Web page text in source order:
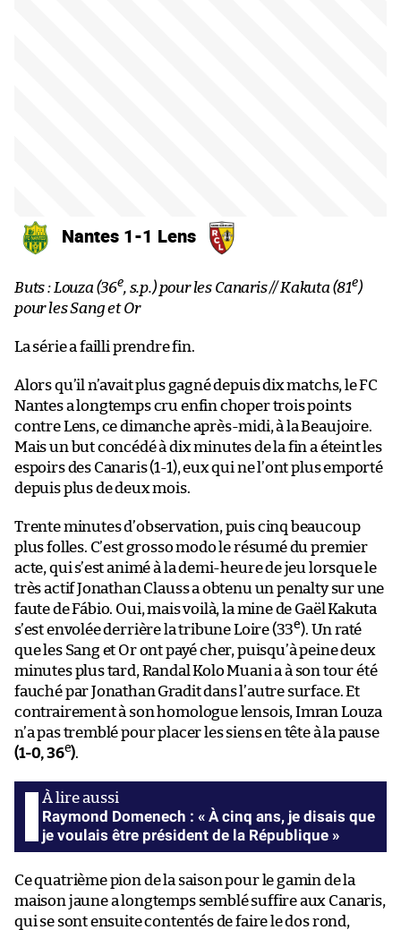
Nantes 1-1 Lens
Buts : Louza (36e, s.p.) pour les Canaris // Kakuta (81e)
pour les Sang et Or
La série a failli prendre fin.
Alors qu’il n’avait plus gagné depuis dix matchs, le FC
Nantes a longtemps cru enfin choper trois points
contre Lens, ce dimanche après-midi, à la Beaujoire.
Mais un but concédé à dix minutes de la fin a éteint les
espoirs des Canaris (1-1), eux qui ne l’ont plus emporté
depuis plus de deux mois.
Trente minutes d’observation, puis cinq beaucoup
plus folles. C’est grosso modo le résumé du premier
acte, qui s’est animé à la demi-heure de jeu lorsque le
très actif Jonathan Clauss a obtenu un penalty sur une
faute de Fábio. Oui, mais voilà, la mine de Gaël Kakuta
s’est envolée derrière la tribune Loire (33e). Un raté
que les Sang et Or ont payé cher, puisqu’à peine deux
minutes plus tard, Randal Kolo Muani a à son tour été
fauché par Jonathan Gradit dans l’autre surface. Et
contrairement à son homologue lensois, Imran Louza
n’a pas tremblé pour placer les siens en tête à la pause
(1-0, 36e).
Raymond Domenech : « À cinq ans, je disais que
je voulais être président de la République »
Ce quatrième pion de la saison pour le gamin de la
maison jaune a longtemps semblé suffire aux Canaris,
qui se sont ensuite contentés de faire le dos rond,